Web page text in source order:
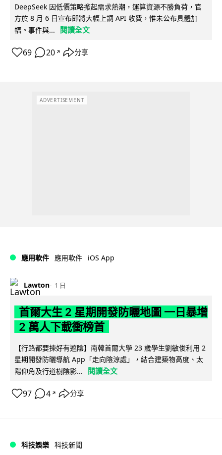
DeepSeek 因低價策略掀起需求熱潮，運算資源不勝負荷，官
方於 8 月 6 日宣布即將大幅上調 API 收費，惟未公布具體加
幅。事件與...
閱讀全文
69 20 ↗ 分享
ADVERTISEMENT
應用軟件 應用軟件 iOS App
Lawton 1 日
首爾大生 2 星期開發防曬地圖 一日暴增
2 萬人下載衝榜首
【行路都要揀好有遮陰】南韓首爾大學 23 歲學生劉敏俊利用 2
星期開發防曬導航 App「走向陰涼處」，結合建築物高度、太
陽仰角及行道樹陰影...
閱讀全文
97 4 ↗ 分享
科技娛樂 科技新聞